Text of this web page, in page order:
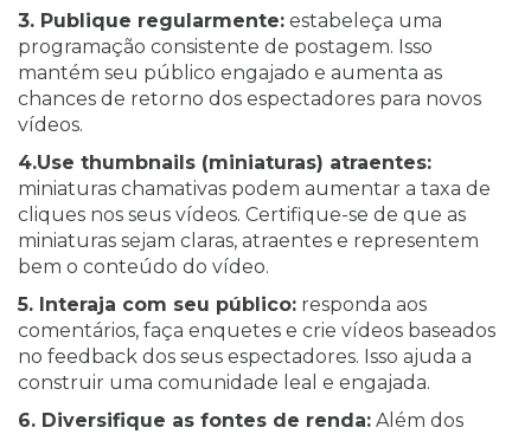
3. Publique regularmente: estabeleça uma
programação consistente de postagem. Isso
mantém seu público engajado e aumenta as
chances de retorno dos espectadores para novos
vídeos.
4.Use thumbnails (miniaturas) atraentes:
miniaturas chamativas podem aumentar a taxa de
cliques nos seus vídeos. Certifique-se de que as
miniaturas sejam claras, atraentes e representem
bem o conteúdo do vídeo.
5. Interaja com seu público: responda aos
comentários, faça enquetes e crie vídeos baseados
no feedback dos seus espectadores. Isso ajuda a
construir uma comunidade leal e engajada.
6. Diversifique as fontes de renda: Além dos